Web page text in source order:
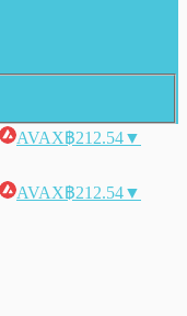
AVAX฿212.54▼
AVAX฿212.54▼